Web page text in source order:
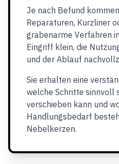
Je nach Befund
Reparaturen, Kurzliner
grabenarme Verfahren
Eingriff klein, die
und der Ablauf
Sie erhalten eine
welche Schritte sinnvoll
verschieben kann und
Handlungsbedarf
Nebelkerzen.